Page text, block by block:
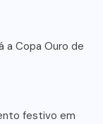
a Copa Ouro de
festivo em